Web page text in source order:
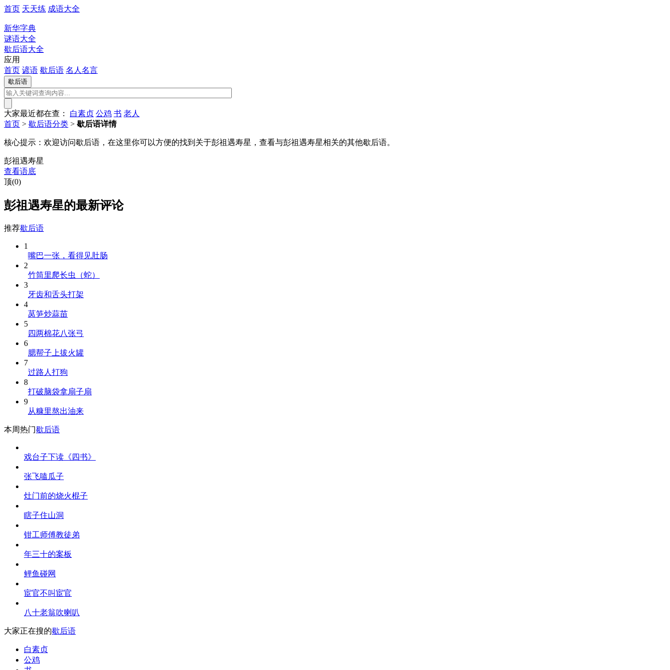
首页 天天练 成语大全
新华字典
谜语大全
歇后语大全
应用
首页 谚语 歇后语 名人名言
大家最近都在查： 白素贞 公鸡 书 老人
首页 > 歇后语分类 > 歇后语详情
核心提示： 欢迎访问歇后语，在这里你可以方便的找到关于彭祖遇寿星，查看与彭祖遇寿星相关的其他歇后语。
彭祖遇寿星
查看语底
顶(0)
彭祖遇寿星的最新评论
推荐歇后语
1
嘴巴一张，看得见肚肠
2
竹筒里爬长虫（蛇）
3
牙齿和舌头打架
4
莴笋炒蒜苗
5
四两棉花八张弓
6
腮帮子上拔火罐
7
过路人打狗
8
打破脑袋拿扇子扇
9
从糠里熬出油来
本周热门歇后语
戏台子下读《四书》
张飞嗑瓜子
灶门前的烧火棍子
瞎子住山洞
钳工师傅教徒弟
年三十的案板
鲤鱼碰网
宦官不叫宦官
八十老翁吹喇叭
大家正在搜的歇后语
白素贞
公鸡